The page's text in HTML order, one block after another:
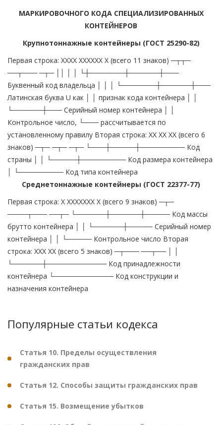
МАРКИРОВОЧНОГО КОДА СПЕЦИАЛИЗИРОВАННЫХ
КОНТЕЙНЕРОВ
Крупнотоннажные контейнеры (ГОСТ 25290-82)
Первая строка: ХХХХ ХХХХХХ Х (всего 11 знаков) ─┬┬─
──┬─── ─┬─ ││ │ │ └┼───────┼──────┼───
Буквенный код владельца │ │ │ └───────┼──────┼───
Латинская буква U как │ │ признак кода контейнера │ │
└──────┼─── Серийный номер контейнера │ │
Контрольное число, └─── рассчитывается по
установленному правилу Вторая строка: ХХ ХХ ХХ (всего 6
знаков) ─┬─ ─┬─ ─┬─ └───┼─────┼───────── Код
страны │ │ └─────┼───────── Код размера контейнера
│ └───────── Код типа контейнера
Среднетоннажные контейнеры (ГОСТ 22377-77)
Первая строка: Х ХХХХХХХ Х (всего 9 знаков) ─┬─
────┬─── ──┬─ └──────┼──────┼───── Код массы
брутто контейнера │ │ └──────┼───── Серийный номер
контейнера │ │ └───── Контрольное число Вторая
строка: ХХХ ХХ (всего 5 знаков) ─┬─── ──┬── │ │
└──────┼──────────── Код принадлежности
контейнера └──────────── Код конструкции и
назначения контейнера
Популярные статьи кодекса
Статья 10. Пределы осуществления
гражданских прав
Статья 12. Способы защиты гражданских прав
Статья 15. Возмещение убытков